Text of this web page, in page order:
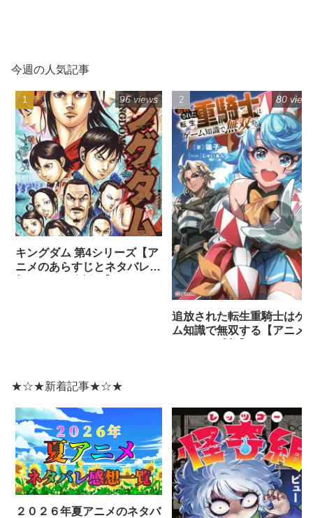
今週の人気記事
キングダム 第4シリーズ【ア
ニメのあらすじとネタバレ感
96 views
追放された転生重騎士はゲ
ム知識で無双する【アニメ
80
★☆★新着記事★☆★
２０２６年夏アニメのネタバ